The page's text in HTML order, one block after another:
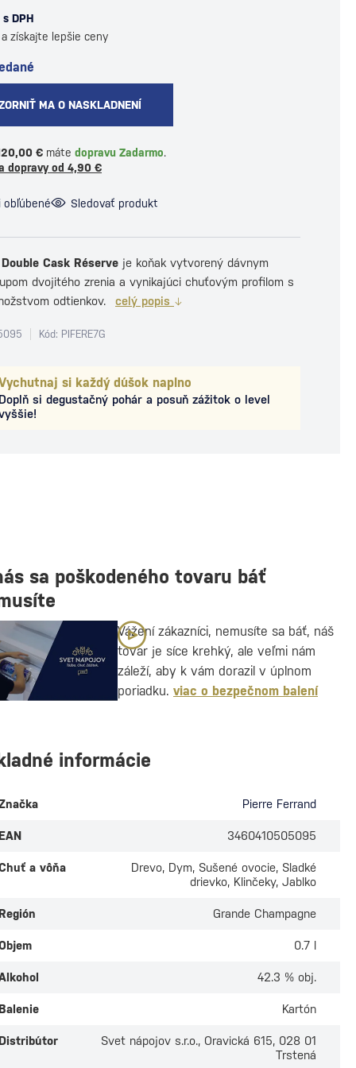
s DPH
a získajte lepšie ceny
MA O NASKLADNENÍ
€ máte dopravu Zadarmo.
dopravy od 4,90 €
obľúbené Sledovať produkt
si každý dúšok naplno
Doplň si degustačný pohár a posuň zážitok o level
Cask Réserve je koňak vytvorený dávnym
dvojitého zrenia a vynikajúci chuťovým profilom s
odtienkov.
celý popis
Kód: PIFERE7G
sa poškodeného tovaru báť
Vážení zákazníci, nemusíte sa báť, náš
tovar je síce krehký, ale veľmi nám
záleží, aby k vám dorazil v úplnom
poriadku. viac o bezpečnom balení
informácie
Pierre Ferrand
EAN 3460410505095
a vôňa
Drevo, Dym, Sušené ovocie, Sladké
drievko, Klinčeky, Jablko
Región Grande Champagne
0.7 l
42.3 % obj.
Balenie Kartón
Distribútor
Svet nápojov s.r.o., Oravická 615, 028 01
Trstená